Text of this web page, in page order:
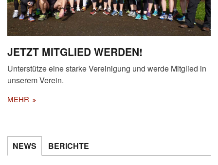
JETZT MITGLIED WERDEN!
Unterstütze eine starke Vereinigung und werde Mitglied in
unserem Verein.
MEHR
NEWS BERICHTE